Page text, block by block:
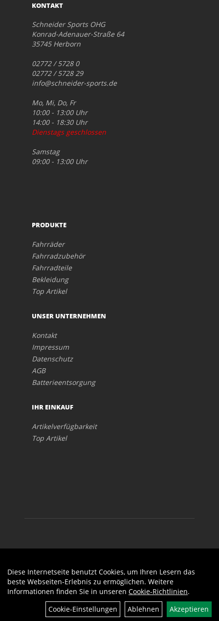
KONTAKT
Schneider Sports OHG
Konrad-Adenauer-Straße 64
35745 Herborn
02772 / 5728 0
02772 / 5728 29
info@schneider-sports.de
Mo, Mi, Do, Fr
10:00 - 13:00 Uhr
14:00 - 18:30 Uhr
Dienstags geschlossen
Samstag
09:00 - 13:00 Uhr
PRODUKTE
Fahrräder
Fahrradzubehör
Fahrradteile
Bekleidung
Top Artikel
UNSER UNTERNEHMEN
Kontakt
Impressum
Datenschutz
AGB
Batterieentsorgung
IHR EINKAUF
Artikelverfügbarkeit
Top Artikel
Diese Internetseite benutzt Cookies, um Ihren Lesern das
beste Webseiten-Erlebnis zu ermöglichen. Weitere
Informationen finden Sie in unseren Cookie-Richtlinien.
Cookie-Einstellungen
Ablehnen Akzeptieren
Auftrag widerrufen